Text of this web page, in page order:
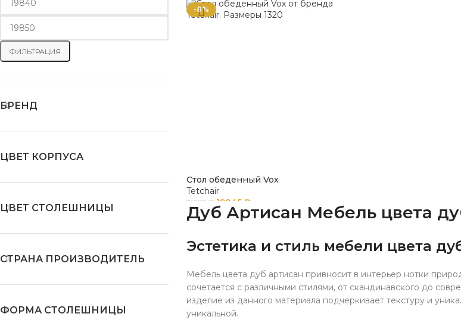
ФИЛЬТРАЦИЯ
БРЕНД
ЦВЕТ КОРПУСА
ЦВЕТ СТОЛЕШНИЦЫ
СТРАНА ПРОИЗВОДИТЕЛЬ
ФОРМА СТОЛЕШНИЦЫ
-8%
Стол обеденный Vox
Tetchair
21676 ₽ 19845 ₽
Дуб Артисан Мебель цвета
Эстетика и стиль мебели цвета
Мебель цвета дуб артисан привносит в интерьер нотки
сочетается с различными стилями, от скандинавского до
изделие из данного материала подчеркивает текстуру и
уникальной.